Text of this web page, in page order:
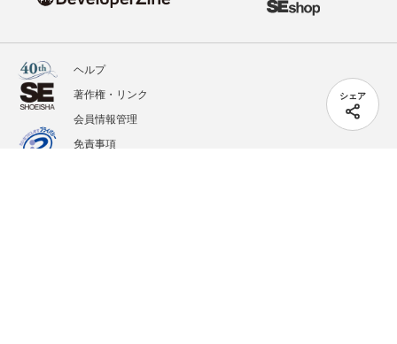
シェア
ヘルプ
著作権・リンク
会員情報管理
免責事項